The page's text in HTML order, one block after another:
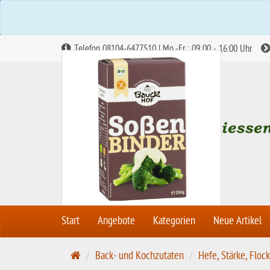
Telefon 08104-6477510 | Mo.-Fr.: 09:00 - 16:00 Uhr
Start Angebote Kategorien Neue Artikel
S
Back- und Kochzutaten Hefe, Stärke,
Abbildung ähnlich